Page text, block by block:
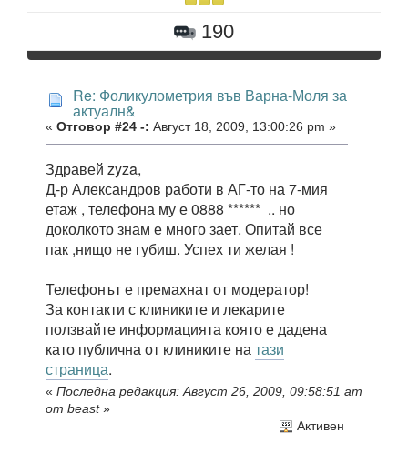
190
Re: Фоликулометрия във Варна-Моля за
актуалн&
« Отговор #24 -: Август 18, 2009, 13:00:26 pm »
Здравей zyza,
Д-р Александров работи в АГ-то на 7-мия
етаж , телефона му е 0888 ****** .. но
доколкото знам е много зает. Опитай все
пак ,нищо не губиш. Успех ти желая !
Телефонът е премахнат от модератор!
За контакти с клиниките и лекарите
ползвайте информацията която е дадена
като публична от клиниките натази
страница.
« Последна редакция: Август 26, 2009, 09:58:51 am
от beast»
Активен